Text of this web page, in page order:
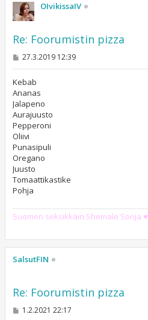
OIvikissaIV
Re: Foorumistin pizza
V
s
t
i
27.3.2019 12:39
Kebab
Ananas
Jalapeno
Aurajuusto
Pepperoni
Oliivi
Punasipuli
Oregano
Juusto
Tomaattikastike
Pohja
Suomen seksikkäin Shemale Sonja ♥
SalsutFIN
Re: Foorumistin pizza
V1.2.2021 22:17